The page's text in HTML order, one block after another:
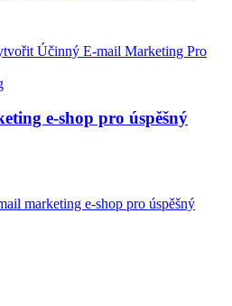
e-shop pro úspěšný
marketing e-shop pro úspěšný